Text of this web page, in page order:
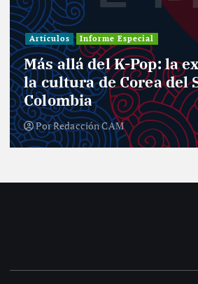
Especial
K-Pop: la expansión de
Corea del Sur en
CAM